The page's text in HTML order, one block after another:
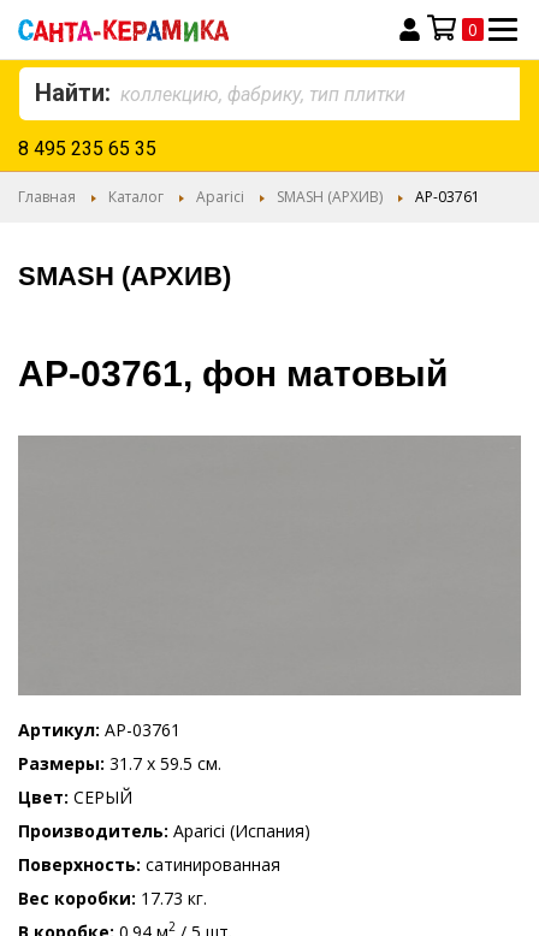
Моя корзина
0
Найти:
8 495 235 65 35
Главная Каталог Aparici SMASH (АРХИВ) AP-03761
SMASH (АРХИВ)
AP-03761, фон матовый
Артикул AP-03761
Размеры 31.7 x 59.5 см.
Цвет СЕРЫЙ
Производитель Aparici (Испания)
Поверхность сатинированная
Вес коробки 17.73 кг.
В коробке 0.94 м2 / 5 шт.